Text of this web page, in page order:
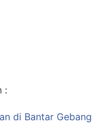
:
di Bantar Gebang